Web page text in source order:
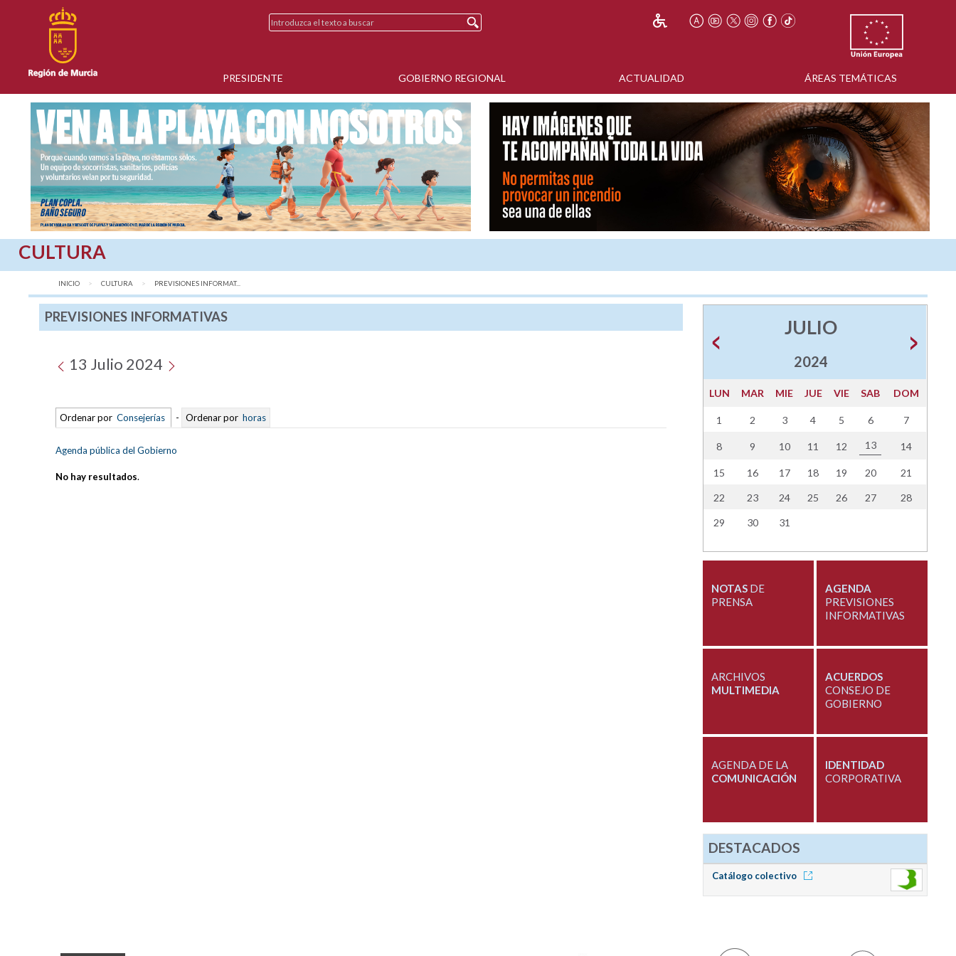
PRESIDENTE GOBIERNO REGIONAL ACTUALIDAD ÁREAS TEMÁTICAS
CULTURA
INICIO CULTURA AQUÍ:
PREVISIONES INFORMAT...
PREVISIONES INFORMATIVAS
13 Julio 2024
Ordenar por Consejerías - Ordenar por horas
Agenda pública del Gobierno
No hay resultados.
JULIO
2024
LUN MAR MIE JUE VIE SAB DOM
1 2 3 4 5 6 7
8 9 10 11 12 13 14
15 16 17 18 19 20 21
22 23 24 25 26 27 28
29 30 31
NOTASDE
PRENSA
AGENDA
PREVISIONES
INFORMATIVAS
ARCHIVOS
MULTIMEDIA
ACUERDOS
CONSEJO DE
GOBIERNO
AGENDA DE LA
COMUNICACIÓN
IDENTIDAD
CORPORATIVA
DESTACADOS
Catálogo colectivo